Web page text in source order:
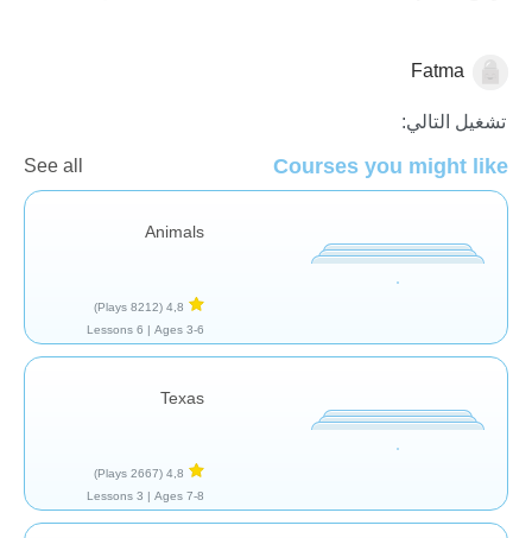
الجغرافياFatma
تشغيل التالي:
Courses you might like
See all
Animals
4,8
(8212 Plays)
Ages 3-6 |
6 Lessons
Texas
4,8
(2667 Plays)
Ages 7-8 |
3 Lessons